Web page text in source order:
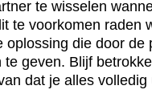
te wisselen
te voorkomen raden
die door de
geven. Blijf
dat je alles